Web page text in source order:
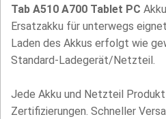
Tab A510 A700 Tablet PC
Ersatzakku für unterwegs
Laden des Akkus erfolgt wie
Standard-Ladegerät/Netzteil.
Jede Akku und Netzteil Produkt
Zertifizierungen. Schneller